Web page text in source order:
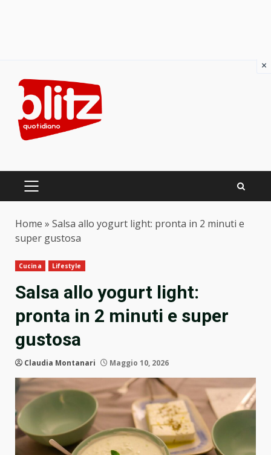
content
PRIMARY
Home » Salsa allo yogurt light: pronta in 2 minuti e
super gustosa
Cucina Lifestyle
Salsa allo yogurt light:
pronta in 2 minuti e super
gustosa
Claudia Montanari Maggio 10, 2026
×